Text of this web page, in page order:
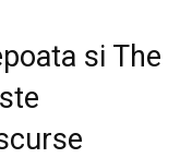
si The